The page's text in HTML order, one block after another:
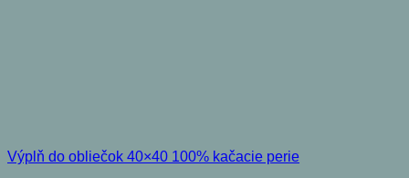
Výplň do obliečok 40×40 100% kačacie perie